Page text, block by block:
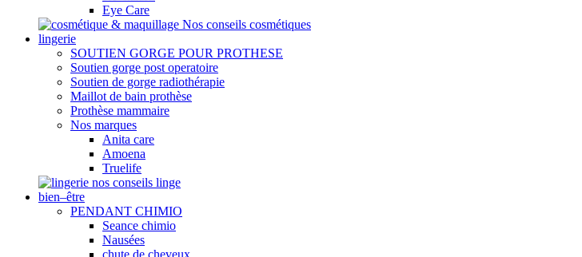
Eye Care
Nos conseils cosmétiques
lingerie
SOUTIEN GORGE POUR PROTHESE
Soutien gorge post operatoire
Soutien de gorge radiothérapie
Maillot de bain prothèse
Prothèse mammaire
Nos marques
Anita care
Amoena
Truelife
nos conseils linge
bien–être
PENDANT CHIMIO
Seance chimio
Nausées
chute de cheveux